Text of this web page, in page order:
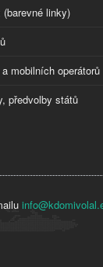
linky)
mobilních operátorů
předvolby států